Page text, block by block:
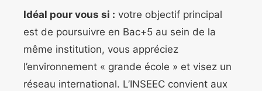
Idéal pour vous si : votre objectif principal
est de poursuivre en Bac+5 au sein de la
même institution, vous appréciez
l’environnement « grande école » et visez un
réseau international. L’INSEEC convient aux